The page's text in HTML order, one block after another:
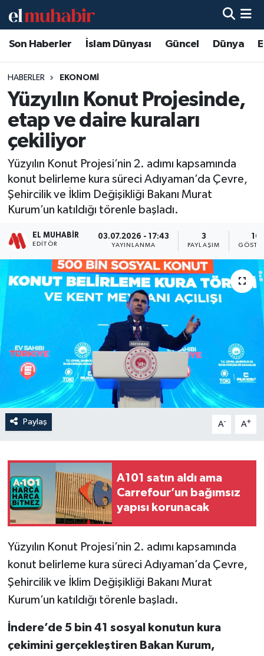
Son Haberler İslam Dünyası Güncel Dünya
HABERLER EKONOMI
Yüzyılın Konut Projesinde,
etap ve daire kuraları
çekiliyor
Yüzyılın Konut Projesi’nin 2. adımı kapsamında
konut belirleme kura süreci Adıyaman’da Çevre,
Şehircilik ve İklim Değişikliği Bakanı Murat
Kurum’un katıldığı törenle başladı.
EL MUHABIR
EDITÖR
03.07.2026 - 17:43
YAYINLANMA
3
PAYLAŞIM
16
Paylaş A- A+
A101 satın aldı ama
Carrefour’un bağımsız
yapısı korunacak
Yüzyılın Konut Projesi’nin 2. adımı kapsamında
konut belirleme kura süreci Adıyaman’da Çevre,
Şehircilik ve İklim Değişikliği Bakanı Murat
Kurum’un katıldığı törenle başladı.
İndere’de 5 bin 41 sosyal konutun kura
çekimini gerçekleştiren Bakan Kurum,
Hava Durumu
Trafik Durumu
Süper Lig Puan Durumu ve Fikstür
Tüm Manşetler
Son Dakika Haberleri
Haber Arşivi